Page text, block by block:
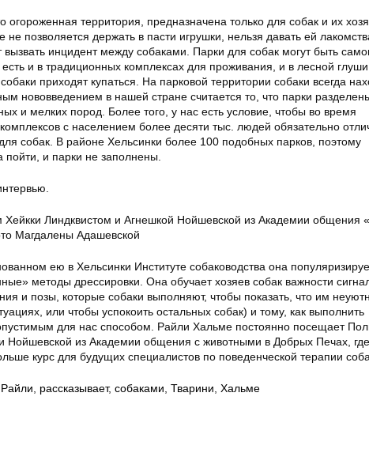
огороженная территория, предназначена только для собак и их
не позволяется держать в пасти игрушки, нельзя давать ей
вызвать инцидент между собаками. Парки для собак могут быть
и в традиционных комплексах для проживания, и в лесной
приходят купаться. На парковой территории собаки всегда
нововведением в нашей стране считается то, что парки
и мелких пород. Более того, у нас есть условие, чтобы во время
с населением более десяти тыс. людей обязательно
собак. В районе Хельсинки более 100 подобных парков, поэтому
пойти, и парки не заполнены.
Линдквистом и Агнешкой Нойшевской из Академии общения
Магдалены Адашевской
ею в Хельсинки Институте собаководства она
методы дрессировки. Она обучает хозяев собак важности
и позы, которые собаки выполняют, чтобы показать, что им
или чтобы успокоить остальных собак) и тому, как выполнить
для нас способом. Райли Хальме постоянно посещает
Нойшевской из Академии общения с животными в Добрых Печах,
курс для будущих специалистов по поведенческой терапии
Райли рассказывает, собаками Тварини Хальме